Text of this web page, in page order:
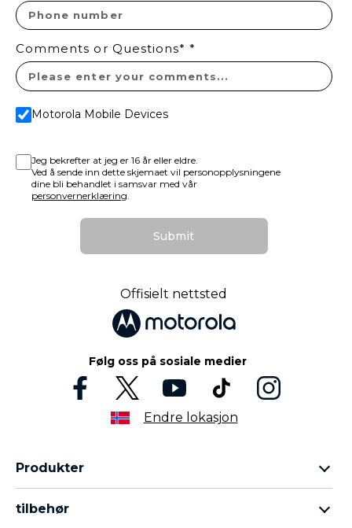
Comments or Questions* *
Motorola Mobile Devices
Jeg bekrefter at jeg er 16 år eller eldre.
Ved å sende inn dette skjemaet vil personopplysningene
dine bli behandlet i samsvar med vår
personvernerklæring.
Submit
Offisielt nettsted
Følg oss på sosiale medier
Endre lokasjon
Produkter
tilbehør